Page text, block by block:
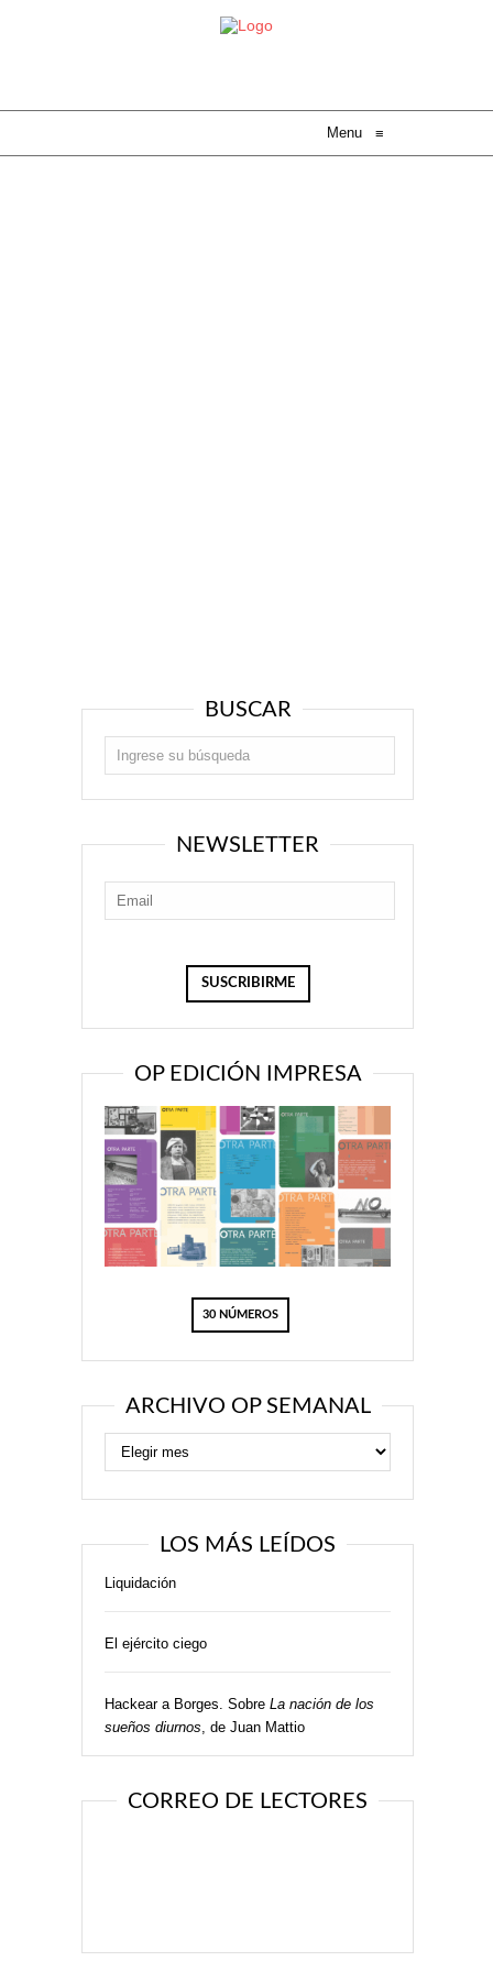
Menu ≡
BUSCAR
NEWSLETTER
OP EDICIÓN IMPRESA
30 NÚMEROS
ARCHIVO OP SEMANAL
LOS MÁS LEÍDOS
Liquidación
El ejército ciego
Hackear a Borges. Sobre La nación de los
sueños diurnos , de Juan Mattio
CORREO DE LECTORES